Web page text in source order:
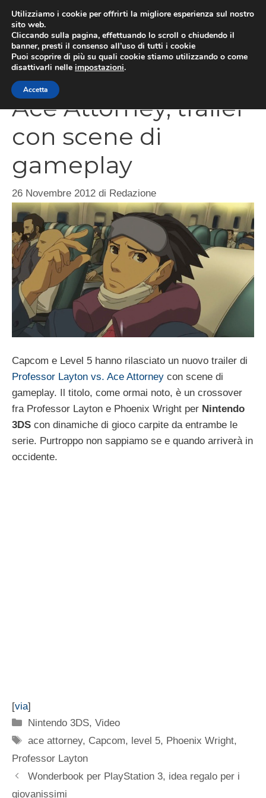
contenuto
Professor Layton vs.
Ace Attorney, trailer
con scene di
gameplay
26 Novembre 2012 di Redazione
Capcom e Level 5 hanno rilasciato un nuovo trailer di
Professor Layton vs. Ace Attorney con scene di
gameplay. Il titolo, come ormai noto, è un crossover
fra Professor Layton e Phoenix Wright per Nintendo
3DS con dinamiche di gioco carpite da entrambe le
serie. Purtroppo non sappiamo se e quando arriverà in
occidente.
[via]
Categorie
Nintendo 3DS,Video
Tag
ace attorney, Capcom, level 5, Phoenix Wright,
Professor Layton
Wonderbook per PlayStation 3, idea regalo per i
giovanissimi
Utilizziamo i cookie per offrirti la migliore esperienza sul nostro
sito web.
Cliccando sulla pagina, effettuando lo scroll o chiudendo il
banner, presti il consenso all’uso di tutti i cookie
Puoi scoprire di più su quali cookie stiamo utilizzando o come
disattivarli nelle impostazioni.
Accetta